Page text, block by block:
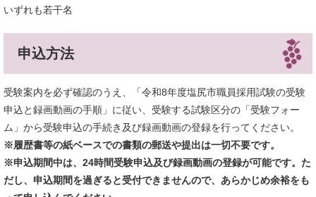
いずれも若干名
申込方法
受験案内を必ず確認のうえ、「令和8年度塩尻市職員採用試験の受験
申込と録画動画の手順」に従い、受験する試験区分の「受験フォー
ム」から受験申込の手続き及び録画動画の登録を行ってください。
※履歴書等の紙ベースでの書類の郵送や提出は一切不要です。
※申込期間中は、24時間受験申込及び録画動画の登録が可能です。た
だし、申込期間を過ぎると受付できませんので、あらかじめ余裕をも